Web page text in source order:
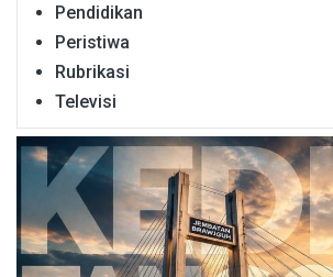
Pendidikan
Peristiwa
Rubrikasi
Televisi